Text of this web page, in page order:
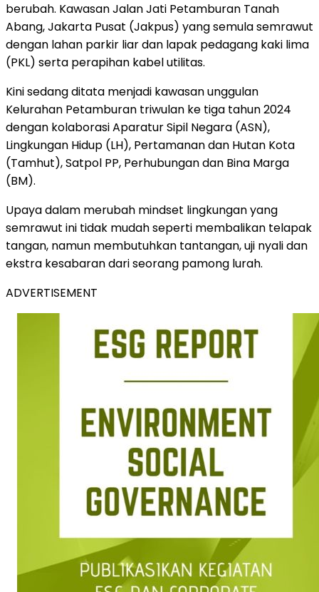
berubah. Kawasan Jalan Jati Petamburan Tanah
Abang, Jakarta Pusat (Jakpus) yang semula semrawut
dengan lahan parkir liar dan lapak pedagang kaki lima
(PKL) serta perapihan kabel utilitas.
Kini sedang ditata menjadi kawasan unggulan
Kelurahan Petamburan triwulan ke tiga tahun 2024
dengan kolaborasi Aparatur Sipil Negara (ASN),
Lingkungan Hidup (LH), Pertamanan dan Hutan Kota
(Tamhut), Satpol PP, Perhubungan dan Bina Marga
(BM).
Upaya dalam merubah mindset lingkungan yang
semrawut ini tidak mudah seperti membalikan telapak
tangan, namun membutuhkan tantangan, uji nyali dan
ekstra kesabaran dari seorang pamong lurah.
ADVERTISEMENT